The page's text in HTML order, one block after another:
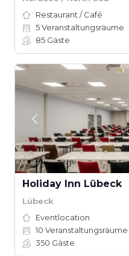
Restaurant / Café
5Veranstaltungsräume
85 Gäste
Holiday Inn Lübeck
Lübeck
Eventlocation
10 Veranstaltungsräume
350 Gäste